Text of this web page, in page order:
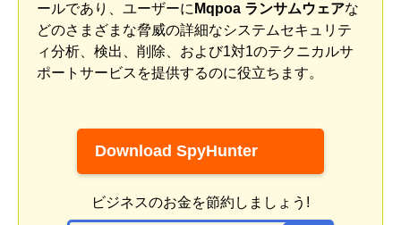
ールであり、ユーザーに Mqpoa ランサムウェアな
どのさまざまな脅威の詳細なシステムセキュリテ
ィ分析、検出、削除、および1対1のテクニカルサ
ポートサービスを提供するのに役立ちます。
Download SpyHunter
ビジネスのお金を節約しましょう!